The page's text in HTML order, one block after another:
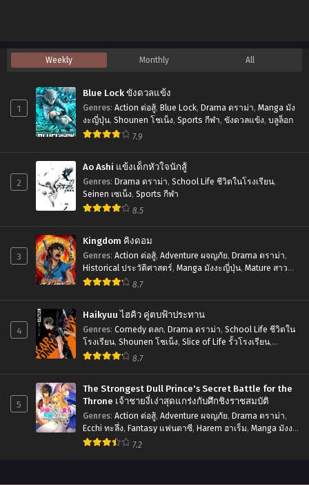
Weekly Monthly All
1
Blue Lock ขังดวลแข้ง
Genres: Action ต่อสู้, Blue Lock, Drama ดราม่า, Manga มัง
งะญี่ปุ่น, Shounen โชเน็ง, Sports กีฬา, ขังดวลแข้ง, บลูล็อก
7.9
2
Ao Ashi แข้งเด็กหัวใจนักสู้
Genres: Drama ดราม่า, School Life ชีวิตในโรงเรียน,
Seinen เซเน็ง, Sports กีฬา
8.5
3
Kingdom คิงดอม
Genres: Action ต่อสู้, Adventure ผจญภัย, Drama ดราม่า,
Historical ประวัติศาสตร์, Manga มังงะญี่ปุ่น, Mature สาว
ใหญ่,Seinen เซเน็ง
8.7
4
Haikyuu ไฮคิว คู่ตบฟ้าประทาน
Genres: Comedy ตลก, Drama ดราม่า, School Life ชีวิตใน
โรงเรียน, Shounen โชเน็ง, Slice of Life รั้วโรงเรียน,
Sports กีฬา
8.7
5
The Strongest Dull Prince's Secret Battle for the
Throne เจ้าชายงี่เง่าสุดแกร่งกับศึกชิงราชสมบัติ
Genres: Action ต่อสู้, Adventure ผจญภัย, Drama ดราม่า,
Ecchi ทะลึ่ง, Fantasy แฟนตาซี, Harem ฮาเร็ม, Manga มังงะ
ญี่ปุ่น,Romance โรแมนติก
7.2